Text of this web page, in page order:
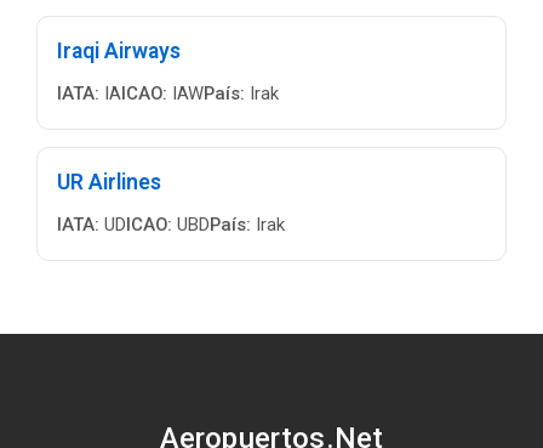
Iraqi Airways
IATA: IAICAO: IAWPaís: Irak
UR Airlines
IATA: UDICAO: UBDPaís: Irak
Aeropuertos.Net